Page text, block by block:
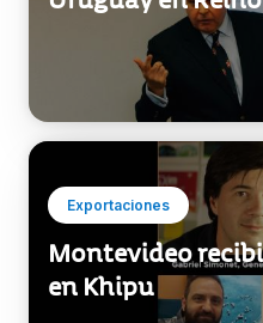
Exportaciones
Montevideo
en Khipu